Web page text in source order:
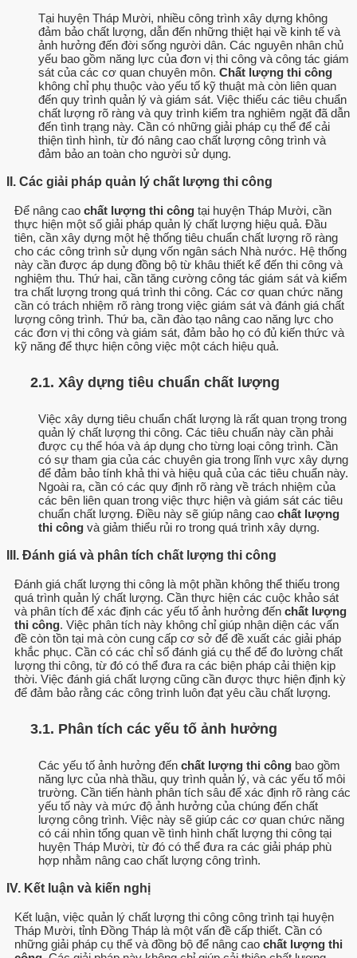
Tại huyện Tháp Mười, nhiều công trình xây dựng không
đảm bảo chất lượng, dẫn đến những thiệt hại về kinh tế và
ảnh hưởng đến đời sống người dân. Các nguyên nhân chủ
yếu bao gồm năng lực của đơn vị thi công và công tác giám
sát của các cơ quan chuyên môn. Chất lượng thi công
không chỉ phụ thuộc vào yếu tố kỹ thuật mà còn liên quan
đến quy trình quản lý và giám sát. Việc thiếu các tiêu chuẩn
chất lượng rõ ràng và quy trình kiểm tra nghiêm ngặt đã dẫn
đến tình trạng này. Cần có những giải pháp cụ thể để cải
thiện tình hình, từ đó nâng cao chất lượng công trình và
đảm bảo an toàn cho người sử dụng.
II. Các giải pháp quản lý chất lượng thi công
Để nâng cao chất lượng thi công tại huyện Tháp Mười, cần
thực hiện một số giải pháp quản lý chất lượng hiệu quả. Đầu
tiên, cần xây dựng một hệ thống tiêu chuẩn chất lượng rõ ràng
cho các công trình sử dụng vốn ngân sách Nhà nước. Hệ thống
này cần được áp dụng đồng bộ từ khâu thiết kế đến thi công và
nghiệm thu. Thứ hai, cần tăng cường công tác giám sát và kiểm
tra chất lượng trong quá trình thi công. Các cơ quan chức năng
cần có trách nhiệm rõ ràng trong việc giám sát và đánh giá chất
lượng công trình. Thứ ba, cần đào tạo nâng cao năng lực cho
các đơn vị thi công và giám sát, đảm bảo họ có đủ kiến thức và
kỹ năng để thực hiện công việc một cách hiệu quả.
2.1. Xây dựng tiêu chuẩn chất lượng
Việc xây dựng tiêu chuẩn chất lượng là rất quan trọng trong
quản lý chất lượng thi công. Các tiêu chuẩn này cần phải
được cụ thể hóa và áp dụng cho từng loại công trình. Cần
có sự tham gia của các chuyên gia trong lĩnh vực xây dựng
để đảm bảo tính khả thi và hiệu quả của các tiêu chuẩn này.
Ngoài ra, cần có các quy định rõ ràng về trách nhiệm của
các bên liên quan trong việc thực hiện và giám sát các tiêu
chuẩn chất lượng. Điều này sẽ giúp nâng cao chất lượng
thi công và giảm thiểu rủi ro trong quá trình xây dựng.
III. Đánh giá và phân tích chất lượng thi công
Đánh giá chất lượng thi công là một phần không thể thiếu trong
quá trình quản lý chất lượng. Cần thực hiện các cuộc khảo sát
và phân tích để xác định các yếu tố ảnh hưởng đến chất lượng
thi công. Việc phân tích này không chỉ giúp nhận diện các vấn
đề còn tồn tại mà còn cung cấp cơ sở để đề xuất các giải pháp
khắc phục. Cần có các chỉ số đánh giá cụ thể để đo lường chất
lượng thi công, từ đó có thể đưa ra các biện pháp cải thiện kịp
thời. Việc đánh giá chất lượng cũng cần được thực hiện định kỳ
để đảm bảo rằng các công trình luôn đạt yêu cầu chất lượng.
3.1. Phân tích các yếu tố ảnh hưởng
Các yếu tố ảnh hưởng đến chất lượng thi công bao gồm
năng lực của nhà thầu, quy trình quản lý, và các yếu tố môi
trường. Cần tiến hành phân tích sâu để xác định rõ ràng các
yếu tố này và mức độ ảnh hưởng của chúng đến chất
lượng công trình. Việc này sẽ giúp các cơ quan chức năng
có cái nhìn tổng quan về tình hình chất lượng thi công tại
huyện Tháp Mười, từ đó có thể đưa ra các giải pháp phù
hợp nhằm nâng cao chất lượng công trình.
IV. Kết luận và kiến nghị
Kết luận, việc quản lý chất lượng thi công công trình tại huyện
Tháp Mười, tỉnh Đồng Tháp là một vấn đề cấp thiết. Cần có
những giải pháp cụ thể và đồng bộ để nâng cao chất lượng thi